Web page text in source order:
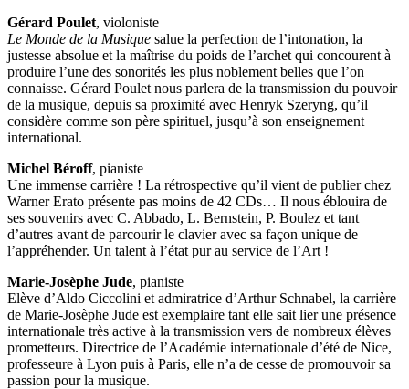
Gérard Poulet, violoniste
Le Monde de la Musique salue la perfection de l’intonation, la
justesse absolue et la maîtrise du poids de l’archet qui concourent à
produire l’une des sonorités les plus noblement belles que l’on
connaisse. Gérard Poulet nous parlera de la transmission du pouvoir
de la musique, depuis sa proximité avec Henryk Szeryng, qu’il
considère comme son père spirituel, jusqu’à son enseignement
international.
Michel Béroff, pianiste
Une immense carrière ! La rétrospective qu’il vient de publier chez
Warner Erato présente pas moins de 42 CDs… Il nous éblouira de
ses souvenirs avec C. Abbado, L. Bernstein, P. Boulez et tant
d’autres avant de parcourir le clavier avec sa façon unique de
l’appréhender. Un talent à l’état pur au service de l’Art !
Marie-Josèphe Jude, pianiste
Elève d’Aldo Ciccolini et admiratrice d’Arthur Schnabel, la carrière
de Marie-Josèphe Jude est exemplaire tant elle sait lier une présence
internationale très active à la transmission vers de nombreux élèves
prometteurs. Directrice de l’Académie internationale d’été de Nice,
professeure à Lyon puis à Paris, elle n’a de cesse de promouvoir sa
passion pour la musique.